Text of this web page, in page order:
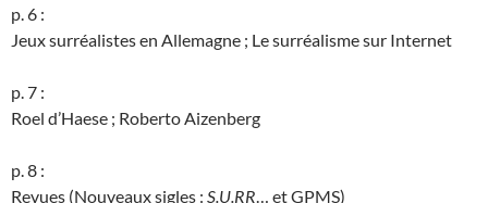
p. 6 :
Jeux surréalistes en Allemagne ; Le surréalisme sur Internet
p. 7 :
Roel d’Haese ; Roberto Aizenberg
p. 8 :
Revues (Nouveaux sigles : S.U.RR… et GPMS)